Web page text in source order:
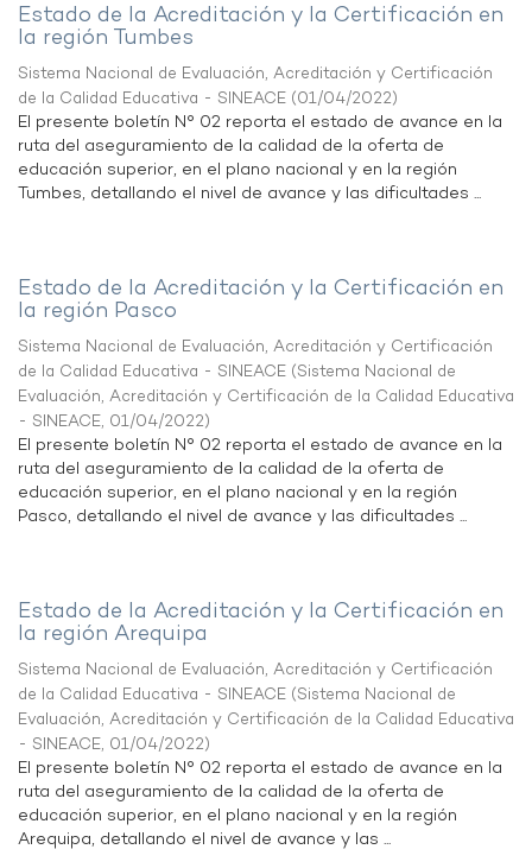
Estado de la Acreditación y la Certificación en
la región Tumbes
Sistema Nacional de Evaluación, Acreditación y Certificación
de la Calidad Educativa - SINEACE (01/04/2022)
El presente boletín N° 02 reporta el estado de avance en la
ruta del aseguramiento de la calidad de la oferta de
educación superior, en el plano nacional y en la región
Tumbes, detallando el nivel de avance y las dificultades ...
Estado de la Acreditación y la Certificación en
la región Pasco
Sistema Nacional de Evaluación, Acreditación y Certificación
de la Calidad Educativa - SINEACE (Sistema Nacional de
Evaluación, Acreditación y Certificación de la Calidad Educativa
- SINEACE, 01/04/2022)
El presente boletín N° 02 reporta el estado de avance en la
ruta del aseguramiento de la calidad de la oferta de
educación superior, en el plano nacional y en la región
Pasco, detallando el nivel de avance y las dificultades ...
Estado de la Acreditación y la Certificación en
la región Arequipa
Sistema Nacional de Evaluación, Acreditación y Certificación
de la Calidad Educativa - SINEACE (Sistema Nacional de
Evaluación, Acreditación y Certificación de la Calidad Educativa
- SINEACE, 01/04/2022)
El presente boletín N° 02 reporta el estado de avance en la
ruta del aseguramiento de la calidad de la oferta de
educación superior, en el plano nacional y en la región
Arequipa, detallando el nivel de avance y las ...